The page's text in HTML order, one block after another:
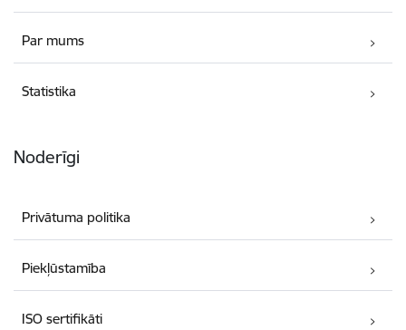
Par mums
Statistika
Noderīgi
Privātuma politika
Piekļūstamība
ISO sertifikāti